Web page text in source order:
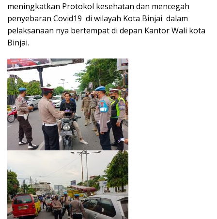
meningkatkan Protokol kesehatan dan mencegah
penyebaran Covid19 di wilayah Kota Binjai dalam
pelaksanaan nya bertempat di depan Kantor Wali kota
Binjai.